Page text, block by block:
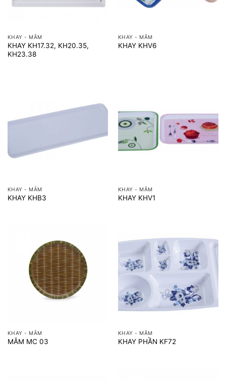
KHAY - MÂM
KHAY KH17.32, KH20.35,
KH23.38
KHAY - MÂM
KHAY KHV6
KHAY - MÂM
KHAY KHB3
KHAY - MÂM
KHAY KHV1
KHAY - MÂM
MÂM MC 03
KHAY - MÂM
KHAY PHẦN KF72